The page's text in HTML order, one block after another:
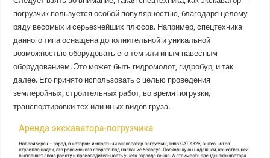
погрузчик пользуется особой популярностью, благодаря целому
ряду весомых и серьезнейших плюсов. Например, спецтехника
данного типа оснащена дополнительной и уникальной
возможностью оборудовать его тем или иным навесным
оборудованием. Это может быть гидромолот, гидробур, и так
далее. Его принято использовать с целью проведения
землеройных, строительных работ, во время погрузки,
транспортировки тех или иных видов груза.